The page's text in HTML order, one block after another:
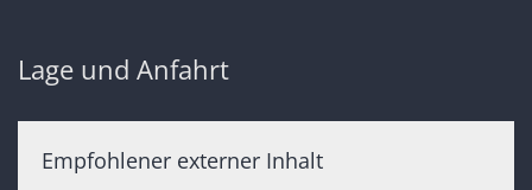
Lage und Anfahrt
Empfohlener externer Inhalt